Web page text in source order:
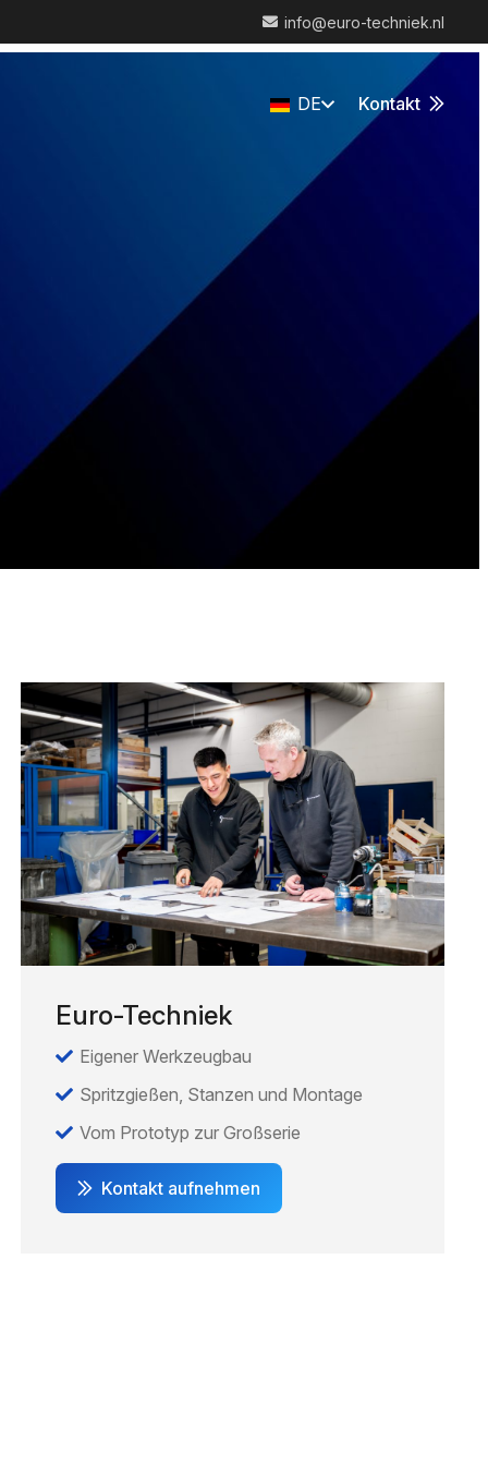
info@euro-techniek.nl
DE Kontakt
Euro-Techniek
Eigener Werkzeugbau
Spritzgießen, Stanzen und Montage
Vom Prototyp zur Großserie
Kontakt aufnehmen